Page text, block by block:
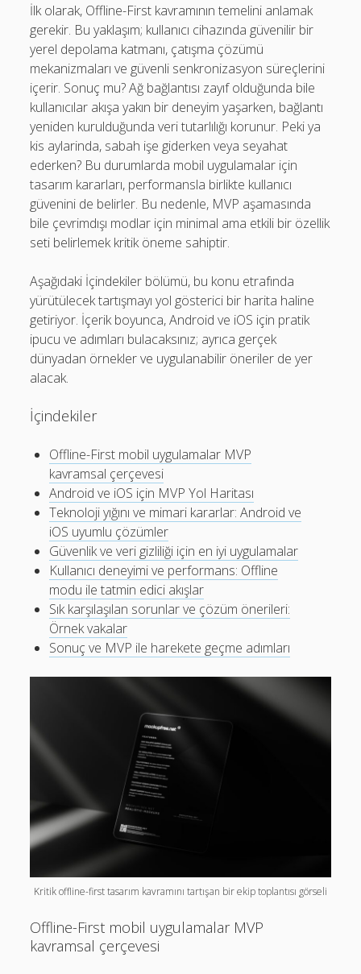
Verimlilik
Son yorumlar
Görüntülenecek bir yorum yok.
İlk olarak, Offline-First kavramının temelini anlamak
gerekir. Bu yaklaşım; kullanıcı cihazında güvenilir bir
yerel depolama katmanı, çatışma çözümü
mekanizmaları ve güvenli senkronizasyon süreçlerini
içerir. Sonuç mu? Ağ bağlantısı zayıf olduğunda bile
kullanıcılar akışa yakın bir deneyim yaşarken, bağlantı
yeniden kurulduğunda veri tutarlılığı korunur. Peki ya
kis aylarinda, sabah işe giderken veya seyahat
ederken? Bu durumlarda mobil uygulamalar için
tasarım kararları, performansla birlikte kullanıcı
güvenini de belirler. Bu nedenle, MVP aşamasında
bile çevrimdışı modlar için minimal ama etkili bir özellik
seti belirlemek kritik öneme sahiptir.
Aşağıdaki İçindekiler bölümü, bu konu etrafında
yürütülecek tartışmayı yol gösterici bir harita haline
getiriyor. İçerik boyunca, Android ve iOS için pratik
ipucu ve adımları bulacaksınız; ayrıca gerçek
dünyadan örnekler ve uygulanabilir öneriler de yer
alacak.
İçindekiler
Offline-First mobil uygulamalar MVP
kavramsal çerçevesi
Android ve iOS için MVP Yol Haritası
Teknoloji yığını ve mimari kararlar: Android ve
iOS uyumlu çözümler
Güvenlik ve veri gizliliği için en iyi uygulamalar
Kullanıcı deneyimi ve performans: Offline
modu ile tatmin edici akışlar
Sık karşılaşılan sorunlar ve çözüm önerileri:
Örnek vakalar
Sonuç ve MVP ile harekete geçme adımları
Kritik offline-first tasarım kavramını tartışan bir ekip toplantısı görseli
Offline-First mobil uygulamalar MVP
kavramsal çerçevesi